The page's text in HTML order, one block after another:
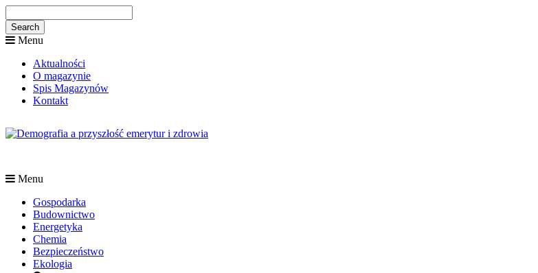
Menu
Aktualności
O magazynie
Spis Magazynów
Kontakt
Menu
Gospodarka
Budownictwo
Energetyka
Chemia
Bezpieczeństwo
Ekologia